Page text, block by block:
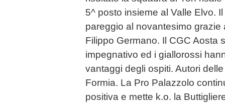
5^ posto insieme al Valle Elvo.
pareggio al novantesimo grazie
Filippo Germano. Il CGC Aosta
impegnativo ed i giallorossi
vantaggi degli ospiti. Autori
Formia. La Pro Palazzolo
positiva e mette k.o. la